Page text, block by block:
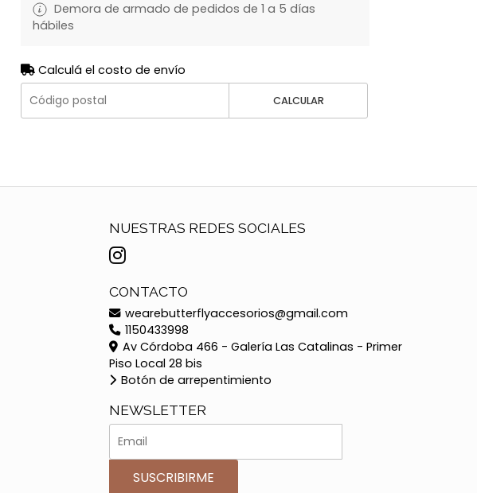
Demora de armado de pedidos de 1 a 5 días
hábiles
Calculá el costo de envío
CALCULAR
NUESTRAS REDES SOCIALES
CONTACTO
wearebutterflyaccesorios@gmail.com
1150433998
Av Córdoba 466 - Galería Las Catalinas - Primer
Piso Local 28 bis
Botón de arrepentimiento
NEWSLETTER
SUSCRIBIRME